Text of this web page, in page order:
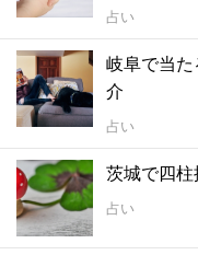
占い
岐阜で当
介
占い
茨城で四
占い